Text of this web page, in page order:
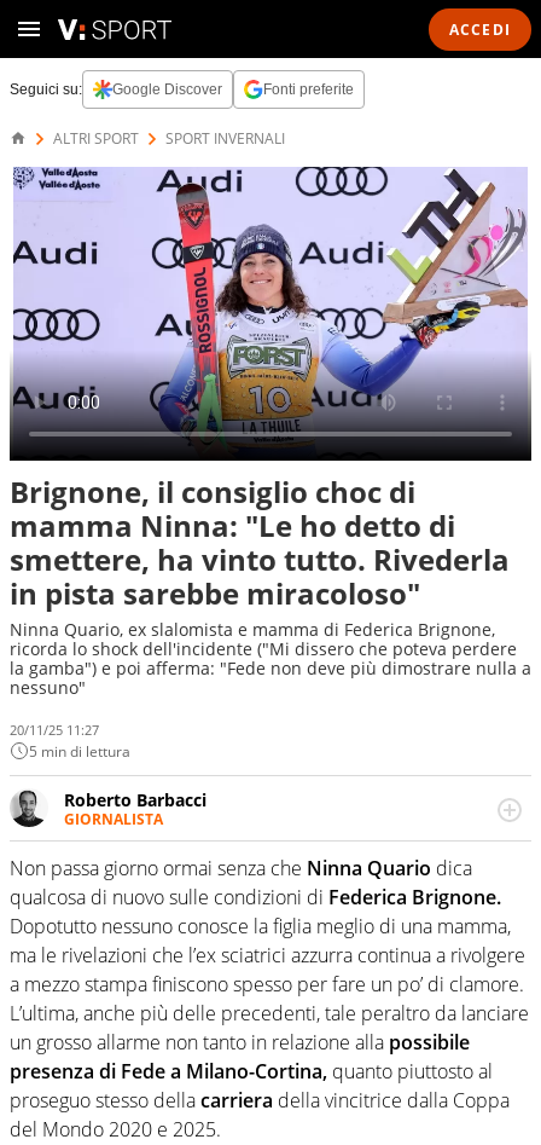
ACCEDI
Seguici su: Google Discover Fonti preferite
ALTRI SPORT SPORT INVERNALI
Brignone, il consiglio choc di
mamma Ninna: "Le ho detto di
smettere, ha vinto tutto. Rivederla
in pista sarebbe miracoloso"
Ninna Quario, ex slalomista e mamma di Federica Brignone,
ricorda lo shock dell'incidente ("Mi dissero che poteva perdere
la gamba") e poi afferma: "Fede non deve più dimostrare nulla a
nessuno"
20/11/25 11:27
5 min di lettura
Roberto Barbacci
GIORNALISTA
Giornalista (pubblicista) sportivo a tutto campo, è il
tuttologo di Virgilio Sport. Provate a chiedergli di boxe, di
scherma, di volley o di curling: ve ne farà innamorare
Non passa giorno ormai senza che Ninna Quario dica
qualcosa di nuovo sulle condizioni di Federica Brignone.
Dopotutto nessuno conosce la figlia meglio di una mamma,
ma le rivelazioni che l’ex sciatrici azzurra continua a rivolgere
a mezzo stampa finiscono spesso per fare un po’ di clamore.
L’ultima, anche più delle precedenti, tale peraltro da lanciare
un grosso allarme non tanto in relazione alla possibile
presenza di Fede a Milano-Cortina, quanto piuttosto al
proseguo stesso dellacarriera della vincitrice dalla Coppa
del Mondo 2020 e 2025.